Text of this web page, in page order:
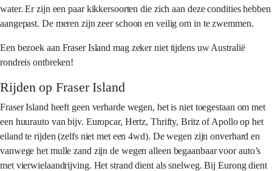
water. Er zijn een paar kikkersoorten die zich aan deze condities hebben
aangepast. De meren zijn zeer schoon en veilig om in te zwemmen.
Een bezoek aan Fraser Island mag zeker niet tijdens uw Australië
rondreis ontbreken!
Rijden op Fraser Island
Fraser Island heeft geen verharde wegen, het is niet toegestaan om met
een huurauto van bijv. Europcar, Hertz, Thrifty, Britz of Apollo op het
eiland te rijden (zelfs niet met een 4wd). De wegen zijn onverhard en
vanwege het mulle zand zijn de wegen alleen begaanbaar voor auto’s
met vierwielaandrijving. Het strand dient als snelweg. Bij Eurong dient